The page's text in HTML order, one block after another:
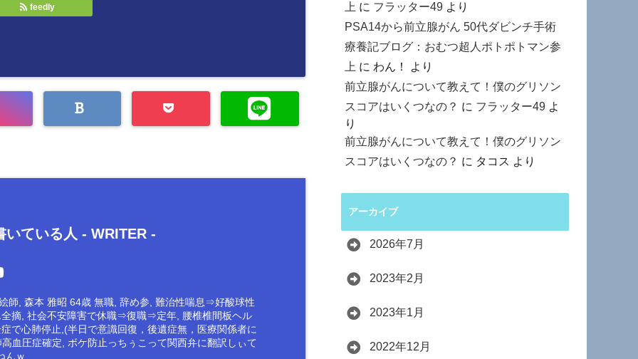
feedly
いている人 - WRITER -
師, 森本 雅昭 64歳 無職, 辞め参, 難治性喘息⇒好酸球性
全摘, 社会不安障害で休職⇒復職⇒定年, 腰椎椎間板ヘル
で心肺停止,(半日で意識回復，後遺症無，医療関係者に
血圧症確定, ボケ防止っちぅこって関西弁に翻訳しぃて
んｗ
上 に フラッター49 より
PSA14から前立腺がん 50代ダビンチ手術
療養記ブログ：おむつ超人ポトポトマン参
上 に わん！
より
前立腺がんについて教えて！僕のグリソン
スコアはいくつなの？ に フラッター49 よ
り
前立腺がんについて教えて！僕のグリソン
スコアはいくつなの？ に タコス より
アーカイブ
2026年7月
2023年2月
2023年1月
2022年12月